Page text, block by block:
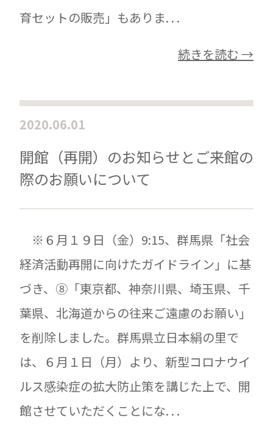
育セットの販売」もありま. . .
続きを読む →
2020.06.01
開館（再開）のお知らせとご来館の
際のお願いについて
※６月１９日（金）9:15、群馬県「社会
経済活動再開に向けたガイドライン」に基
づき、⑧「東京都、神奈川県、埼玉県、千
葉県、北海道からの往来ご遠慮のお願い」
を削除しました。群馬県立日本絹の里で
は、６月１日（月）より、新型コロナウイ
ルス感染症の拡大防止策を講じた上で、開
館させていただくことにな. . .